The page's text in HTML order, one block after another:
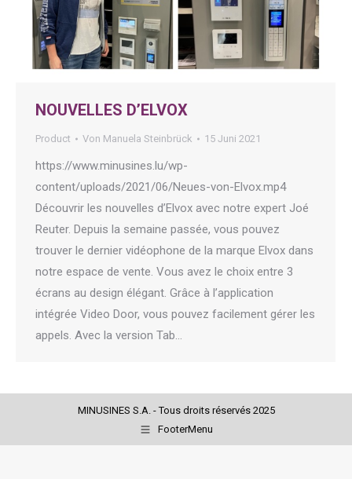
NOUVELLES D’ELVOX
Product Von Manuela Steinbrück 15 Juni 2021
https://www.minusines.lu/wp-
content/uploads/2021/06/Neues-von-Elvox.mp4
Découvrir les nouvelles d’Elvox avec notre expert Joé
Reuter. Depuis la semaine passée, vous pouvez
trouver le dernier vidéophone de la marque Elvox dans
notre espace de vente. Vous avez le choix entre 3
écrans au design élégant. Grâce à l’application
intégrée Video Door, vous pouvez facilement gérer les
appels. Avec la version Tab…
MINUSINES S.A. - Tous droits réservés 2025
FooterMenu